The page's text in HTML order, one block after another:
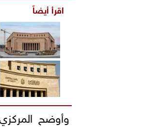
اقرأ أيضاً
وأوضح